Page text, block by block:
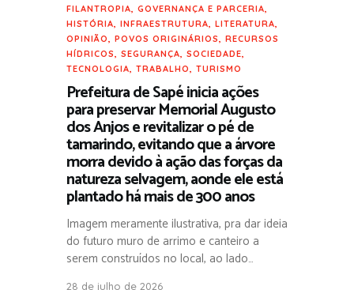
FILANTROPIA, GOVERNANÇA E PARCERIA,
HISTÓRIA, INFRAESTRUTURA, LITERATURA,
OPINIÃO, POVOS ORIGINÁRIOS, RECURSOS
HÍDRICOS, SEGURANÇA, SOCIEDADE,
TECNOLOGIA, TRABALHO, TURISMO
Prefeitura de Sapé inicia ações
para preservar Memorial Augusto
dos Anjos e revitalizar o pé de
tamarindo, evitando que a árvore
morra devido à ação das forças da
natureza selvagem, aonde ele está
plantado há mais de 300 anos
Imagem meramente ilustrativa, pra dar ideia
do futuro muro de arrimo e canteiro a
serem construídos no local, ao lado…
28 de julho de 2026